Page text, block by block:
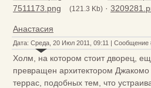
7511173.png
(121.3 Kb) ·
Анастасия
Дата: Среда, 20 Июл 2011, 09:11 | Сообщение
Холм, на котором стоит дворец,
превращен архитектором
террас, подобных тем, что